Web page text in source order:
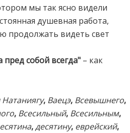
мы так ясно видели
душевная работа,
продолжать видеть свет
собой всегда" – как
, Ваецэ, Всевышнего,
, Всесильный, Всесильным,
,десятину, еврейский,